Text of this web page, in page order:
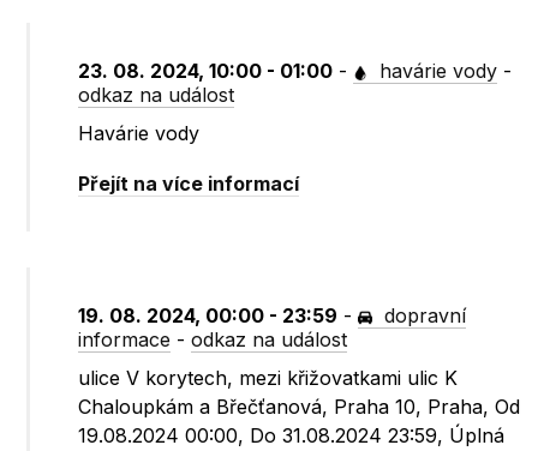
23. 08. 2024, 10:00 - 01:00 - havárie vody -
odkaz na událost
Havárie vody
Přejít na více informací
19. 08. 2024, 00:00 - 23:59 -
dopravní
informace -odkaz na událost
ulice V korytech, mezi křižovatkami ulic K
Chaloupkám a Břečťanová, Praha 10, Praha, Od
19.08.2024 00:00, Do 31.08.2024 23:59, Úplná